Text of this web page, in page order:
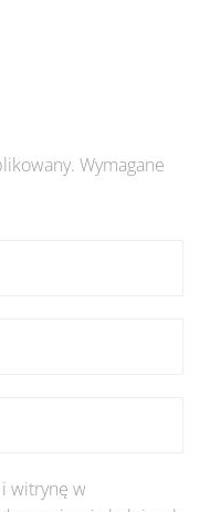
Wymagane
witrynę w